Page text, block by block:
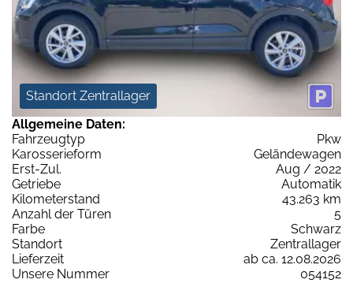
Standort Zentrallager
Allgemeine Daten:
Fahrzeugtyp
Pkw
Karosserieform
Geländewagen
Erst-Zul.
Aug / 2022
Getriebe
Automatik
Kilometerstand
43.263 km
Anzahl der Türen
5
Farbe
Schwarz
Standort
Zentrallager
Lieferzeit
ab ca. 12.08.2026
Unsere Nummer
054152